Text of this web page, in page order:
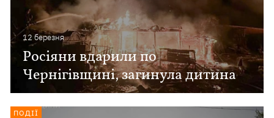
12 березня
Росіяни вдарили по
Чернігівщині, загинула дитина
ПОДІЇ